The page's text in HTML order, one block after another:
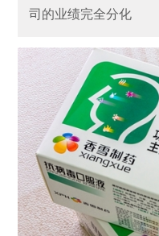
司的业绩完全分化